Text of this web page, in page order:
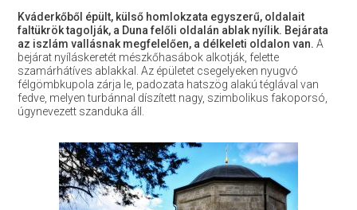
Kváderkőből épült, külső homlokzata egyszerű, oldalait
faltükrök tagolják, a Duna felőli oldalán ablak nyílik. Bejárata
az iszlám vallásnak megfelelően, a délkeleti oldalon van. A
bejárat nyíláskeretét mészkőhasábok alkotják, felette
szamárhátíves ablakkal. Az épületet csegelyeken nyugvó
félgömbkupola zárja le, padozata hatszög alakú téglával van
fedve, melyen turbánnal díszített nagy, szimbolikus fakoporsó,
úgynevezett szanduka áll.